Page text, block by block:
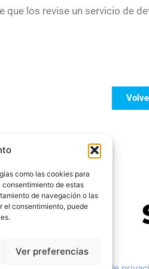
como las cookies para
de estas
de navegación o las
el consentimiento, puede
Ver preferencias
los revise un servicio de